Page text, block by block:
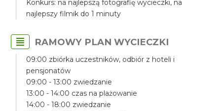
Konkurs: na najlepszą fotografię wycieczki, na
najlepszy filmik do 1 minuty
RAMOWY PLAN WYCIECZKI
09:00 zbiórka uczestników, odbiór z hoteli i
pensjonatów
09:00 - 13:00 zwiedzanie
13:00 - 14:00 czas na plażowanie
14:00 - 18:00 zwiedzanie